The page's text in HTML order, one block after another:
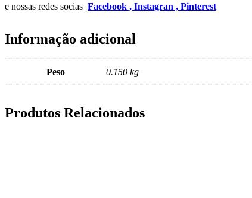
e nossas redes socias Facebook , Instagran , Pinterest
Informação adicional
Peso 0.150 kg
Produtos Relacionados